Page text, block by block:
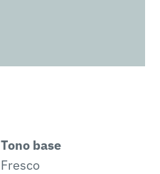
Tono base
Fresco